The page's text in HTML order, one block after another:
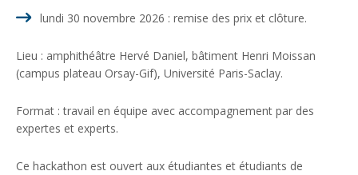
lundi 30 novembre 2026 : remise des prix et clôture.
Lieu : amphithéâtre Hervé Daniel, bâtiment Henri Moissan
(campus plateau Orsay-Gif), Université Paris-Saclay.
Format : travail en équipe avec accompagnement par des
expertes et experts.
Ce hackathon est ouvert aux étudiantes et étudiants de